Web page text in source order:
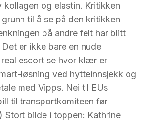
kollagen og elastin. Kritikken
til å se på den kritikken
på andre felt har blitt
er ikke bare en nude
real escort se hvor klær er
løsning ved hytteinnsjekk og
med Vipps. Nei til EUs
til transportkomiteen før
Stort bilde i toppen: Kathrine